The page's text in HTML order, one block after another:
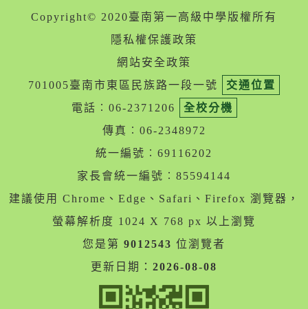
Copyright© 2020臺南第一高級中學版權所有
隱私權保護政策
網站安全政策
701005臺南市東區民族路一段一號
交通位置
電話︰06-2371206
全校分機
傳真︰06-2348972
統一編號︰69116202
家長會統一編號︰85594144
建議使用 Chrome、Edge、Safari、Firefox 瀏覽器，
螢幕解析度 1024 X 768 px 以上瀏覽
您是第 9012543 位瀏覽者
更新日期： 2026-08-08